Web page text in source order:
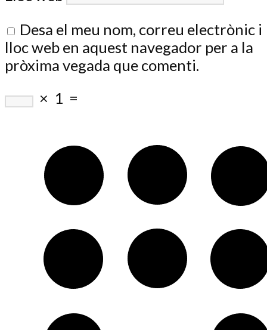
Desa el meu nom, correu electrònic i
lloc web en aquest navegador per a la
pròxima vegada que comenti.
× 1 =